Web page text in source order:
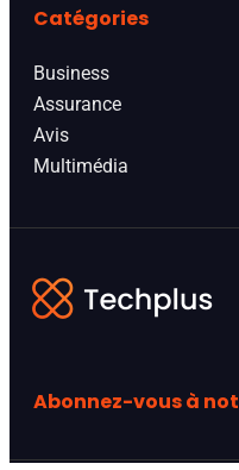
Catégories
Business
Assurance
Avis
Multimédia
Abonnez-vous à